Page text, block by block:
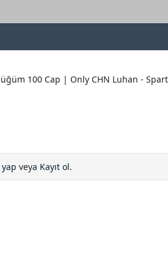
100 Cap | Only CHN Luhan -
veya Kayıt ol.